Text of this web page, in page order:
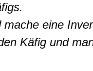
mache eine
Käfig und